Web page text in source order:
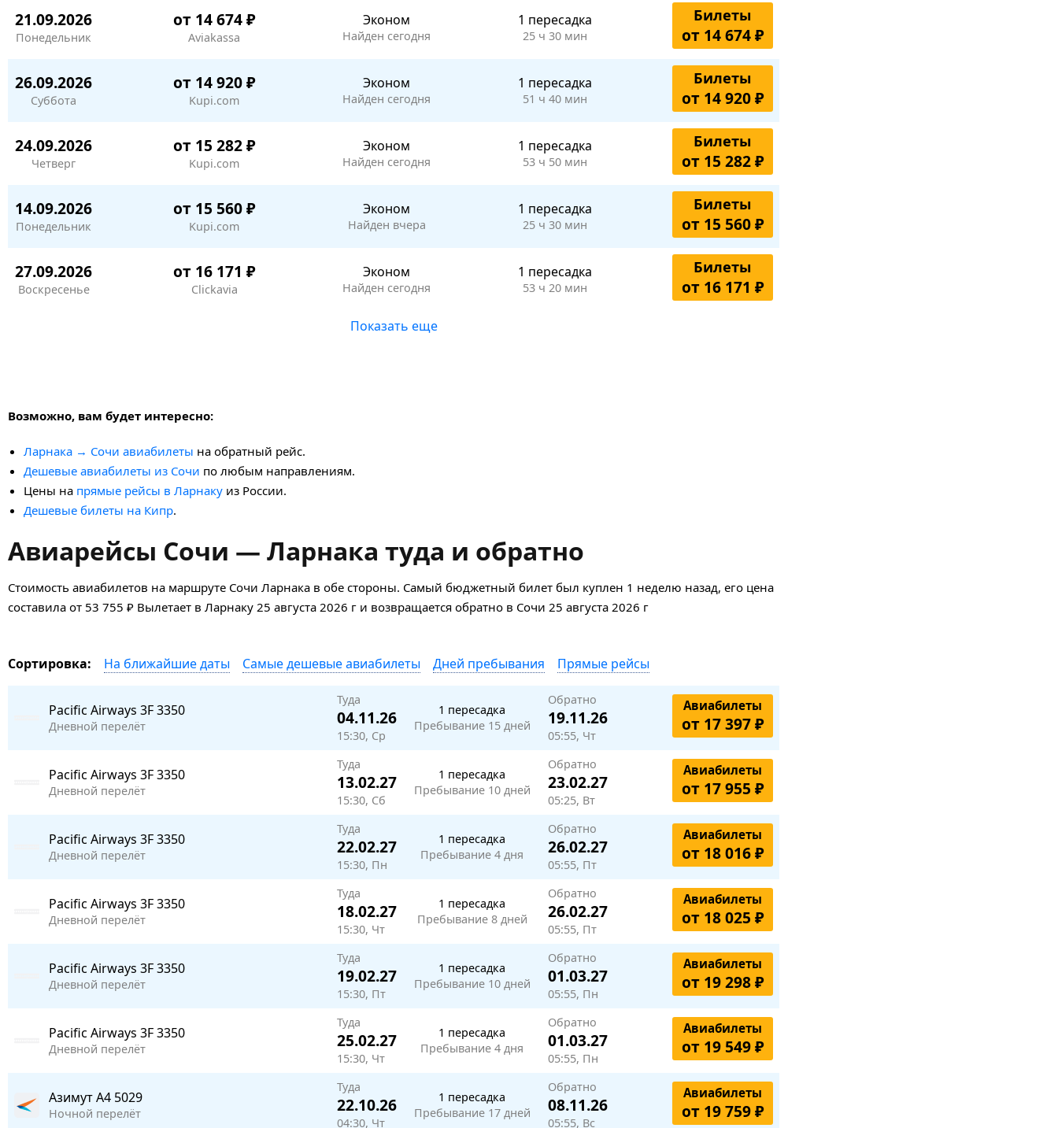
21.09.2026
Понедельник
от 14 674 ₽
Aviakassa
Эконом
Найден сегодня
1 пересадка
25 ч 30 мин
Билеты
от 14 674 ₽
26.09.2026
Суббота
от 14 920 ₽
Kupi.com
Эконом
Найден сегодня
1 пересадка
51 ч 40 мин
Билеты
от 14 920 ₽
24.09.2026
Четверг
от 15 282 ₽
Kupi.com
Эконом
Найден сегодня
1 пересадка
53 ч 50 мин
Билеты
от 15 282 ₽
14.09.2026
Понедельник
от 15 560 ₽
Kupi.com
Эконом
Найден вчера
1 пересадка
25 ч 30 мин
Билеты
от 15 560 ₽
27.09.2026
Воскресенье
от 16 171 ₽
Clickavia
Эконом
Найден сегодня
1 пересадка
53 ч 20 мин
Билеты
от 16 171 ₽
Показать еще
Возможно, вам будет интересно:
Ларнака → Сочи авиабилеты на обратный рейс.
Дешевые авиабилеты из Сочи по любым направлениям.
Цены на прямые рейсы в Ларнаку из России.
Дешевые билеты на Кипр.
Авиарейсы Сочи — Ларнака туда и обратно
Стоимость авиабилетов на маршруте Сочи Ларнака в обе стороны. Самый бюджетный билет был куплен 1 неделю назад, его цена
составила от 53 755 ₽ Вылетает в Ларнаку 25 августа 2026 г и возвращается обратно в Сочи 25 августа 2026 г
Сортировка: На ближайшие даты Самые дешевые авиабилеты Дней пребывания Прямые рейсы
Pacific Airways 3F 3350
Дневной перелёт
Туда
04.11.26
15:30, Ср
1 пересадка
Пребывание 15 дней
Обратно
19.11.26
05:55, Чт
Авиабилеты
от 17 397 ₽
Pacific Airways 3F 3350
Дневной перелёт
Туда
13.02.27
15:30, Сб
1 пересадка
Пребывание 10 дней
Обратно
23.02.27
05:25, Вт
Авиабилеты
от 17 955 ₽
Pacific Airways 3F 3350
Дневной перелёт
Туда
22.02.27
15:30, Пн
1 пересадка
Пребывание 4 дня
Обратно
26.02.27
05:55, Пт
Авиабилеты
от 18 016 ₽
Pacific Airways 3F 3350
Дневной перелёт
Туда
18.02.27
15:30, Чт
1 пересадка
Пребывание 8 дней
Обратно
26.02.27
05:55, Пт
Авиабилеты
от 18 025 ₽
Pacific Airways 3F 3350
Дневной перелёт
Туда
19.02.27
15:30, Пт
1 пересадка
Пребывание 10 дней
Обратно
01.03.27
05:55, Пн
Авиабилеты
от 19 298 ₽
Pacific Airways 3F 3350
Дневной перелёт
Туда
25.02.27
15:30, Чт
1 пересадка
Пребывание 4 дня
Обратно
01.03.27
05:55, Пн
Авиабилеты
от 19 549 ₽
АзимутA4 5029
Ночной перелёт
Туда
22.10.26
04:30, Чт
1 пересадка
Пребывание 17 дней
Обратно
08.11.26
05:55, Вс
Авиабилеты
от 19 759 ₽